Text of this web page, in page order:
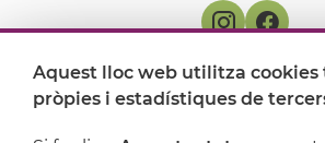
On ens trobem
Aquest lloc web utilitza cookies
pròpies i estadístiques de